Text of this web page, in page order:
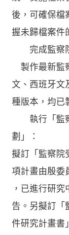
後，可確保檔
握未歸檔案件
完成監察院
製作最新監
文、西班牙文
種版本，均已
執行「監察
劃」：
擬訂「監察院
項計畫由殷委
，已進行研
告。另擬訂「
件研究計畫書